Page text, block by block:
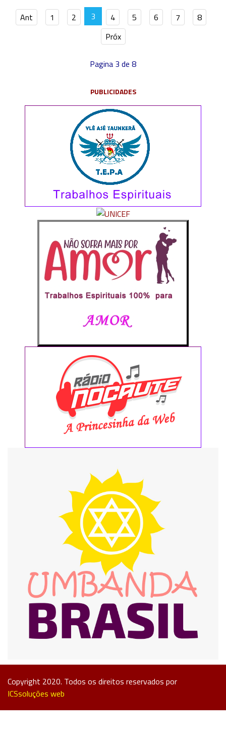
Ant 1 2 3 4 5 6 7
8
Próx
Pagina 3 de 8
PUBLICIDADES
Copyright 2020. Todos os direitos reservados por
ICSsoluções web